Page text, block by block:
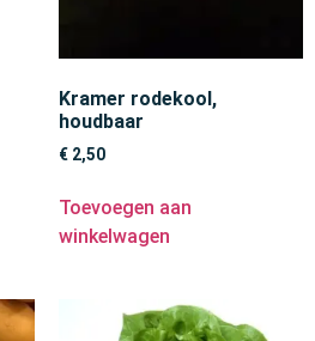
Kramer rodekool,
houdbaar
€ 2,50
Toevoegen aan
winkelwagen